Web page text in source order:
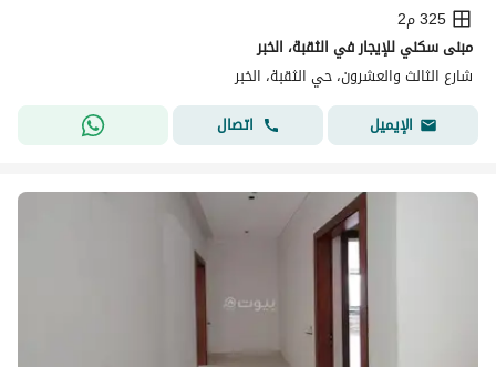
325 م2
مبنى سكني للإيجار في الثقبة، الخبر
شارع الثالث والعشرون، حي الثقبة، الخبر
الإيميل
اتصال